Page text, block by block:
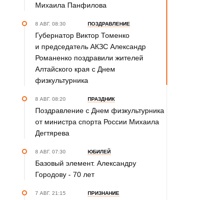
Михаила Панфилова
8 АВГ. 08:30 ПОЗДРАВЛЕНИЕ
Губернатор Виктор Томенко
и председатель АКЗС Александр
Романенко поздравили жителей
Алтайского края с Днем
физкультурника
8 АВГ. 08:20 ПРАЗДНИК
Поздравление с Днем физкультурника
от министра спорта России Михаила
Дегтярева
8 АВГ. 07:30 ЮБИЛЕЙ
Базовый элемент. Александру
Городову - 70 лет
7 АВГ. 21:15 ПРИЗНАНИЕ